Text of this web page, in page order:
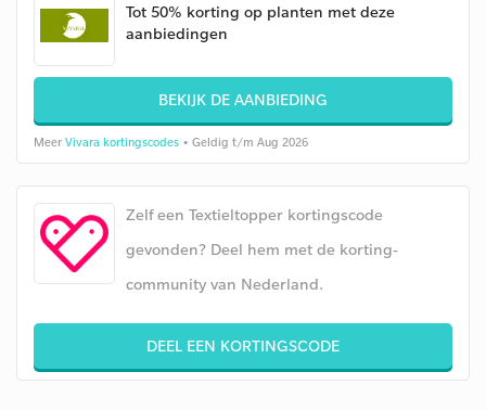
Tot 50% korting op planten met deze
aanbiedingen
BEKIJK DE AANBIEDING
Meer Vivara kortingscodes • Geldig t/m Aug 2026
Zelf een Textieltopper kortingscode
gevonden? Deel hem met de korting-
community van Nederland.
DEEL EEN KORTINGSCODE